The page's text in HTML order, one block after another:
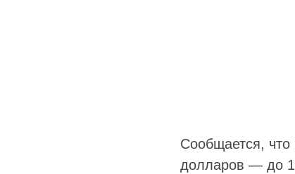
Сообщается,
долларов — до